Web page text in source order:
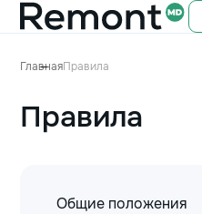
ГлавнаяПравила
Правила
Общие положения